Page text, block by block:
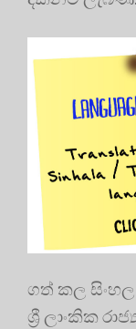
ගත් කල
ශ්‍රී ලාංකික